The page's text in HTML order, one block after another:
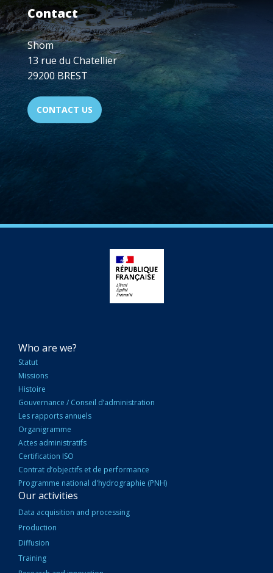
Contact
Shom
13 rue du Chatellier
29200 BREST
CONTACT US
NAVIGATION
PRINCIPALE
Who are we?
Statut
Missions
Histoire
Gouvernance / Conseil d’administration
Les rapports annuels
Organigramme
Actes administratifs
Certification ISO
Contrat d’objectifs et de performance
Programme national d'hydrographie (PNH)
Our activities
Data acquisition and processing
Production
Diffusion
Training